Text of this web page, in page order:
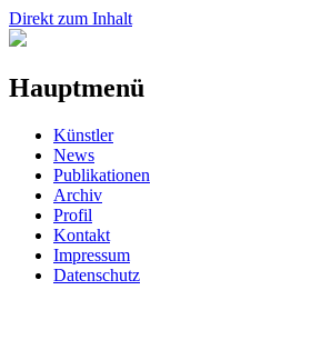
Direkt zum Inhalt
Hauptmenü
Künstler
News
Publikationen
Archiv
Profil
Kontakt
Impressum
Datenschutz